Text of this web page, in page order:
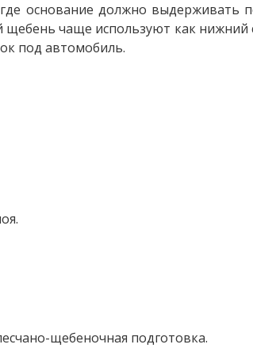
основание должно выдерживать
чаще используют как нижний
под автомобиль.
щебеночная подготовка.